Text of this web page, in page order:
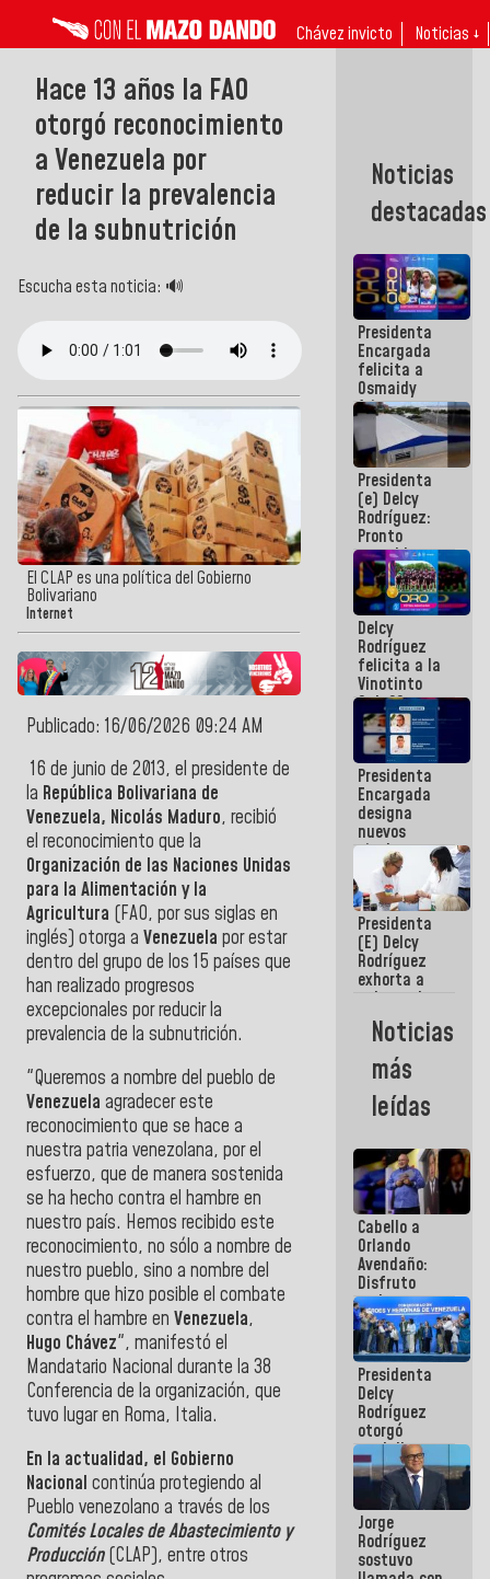
Chávez invicto Noticias ↓
Hace 13 años la FAO
otorgó reconocimiento
a Venezuela por
reducir la prevalencia
de la subnutrición
Escucha esta noticia: 🔊
El CLAP es una política del Gobierno
Bolivariano
Internet
Publicado: 16/06/2026 09:24 AM
16 de junio de 2013, el presidente de
la República Bolivariana de
Venezuela, Nicolás Maduro, recibió
el reconocimiento que la
Organización de las Naciones Unidas
para la Alimentación y la
Agricultura (FAO, por sus siglas en
inglés) otorga a Venezuela por estar
dentro del grupo de los 15 países que
han realizado progresos
excepcionales por reducir la
prevalencia de la subnutrición.
"Queremos a nombre del pueblo de
Venezuela agradecer este
reconocimiento que se hace a
nuestra patria venezolana, por el
esfuerzo, que de manera sostenida
se ha hecho contra el hambre en
nuestro país. Hemos recibido este
reconocimiento, no sólo a nombre de
nuestro pueblo, sino a nombre del
hombre que hizo posible el combate
contra el hambre en Venezuela,
Hugo Chávez", manifestó el
Mandatario Nacional durante la 38
Conferencia de la organización, que
tuvo lugar en Roma, Italia.
En la actualidad, el Gobierno
Nacional continúa protegiendo al
Pueblo venezolano a través de los
Comités Locales de Abastecimiento y
Producción(CLAP), entre otros
Noticias
destacadas
Presidenta
Encargada
felicita a
Osmaidy
Arias y
Giraly
Marcano por
hacer
historia en
los
Centroamericanos
Presidenta
(e) Delcy
Rodríguez:
Pronto
restableceremos
las
operaciones
en el
Aeropuerto
Internacional
de
Maiquetía
Delcy
Rodríguez
felicita a la
Vinotinto
Sub 20
campeona
frente
México Sub
23 en los
Centroamericanos
Presidenta
Encargada
designa
nuevos
titulares en
Viceministerio
de Energía
Eléctrica y
CORPOELEC
Presidenta
(E) Delcy
Rodríguez
exhorta a
gobernadores
y alcaldes a
edificar
casas para
abuelos
Noticias
más
leídas
Cabello a
Orlando
Avendaño:
Disfruto
cada vez
que escribes
porque lo
que haces
es
embarrarla
Presidenta
Delcy
Rodríguez
otorgó
medalla
"Héroe de
Venezuela"
a servidores
públicos
Jorge
Rodríguez
sostuvo